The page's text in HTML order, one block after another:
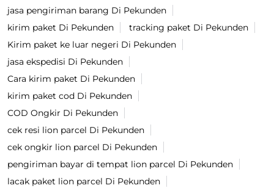
jasa pengiriman barang Di Pekunden
kirim paket Di Pekunden
tracking paket Di Pekunden
Kirim paket ke luar negeri Di Pekunden
jasa ekspedisi Di Pekunden
Cara kirim paket Di Pekunden
kirim paket cod Di Pekunden
COD Ongkir Di Pekunden
cek resi lion parcel Di Pekunden
cek ongkir lion parcel Di Pekunden
pengiriman bayar di tempat lion parcel Di Pekunden
lacak paket lion parcel Di Pekunden